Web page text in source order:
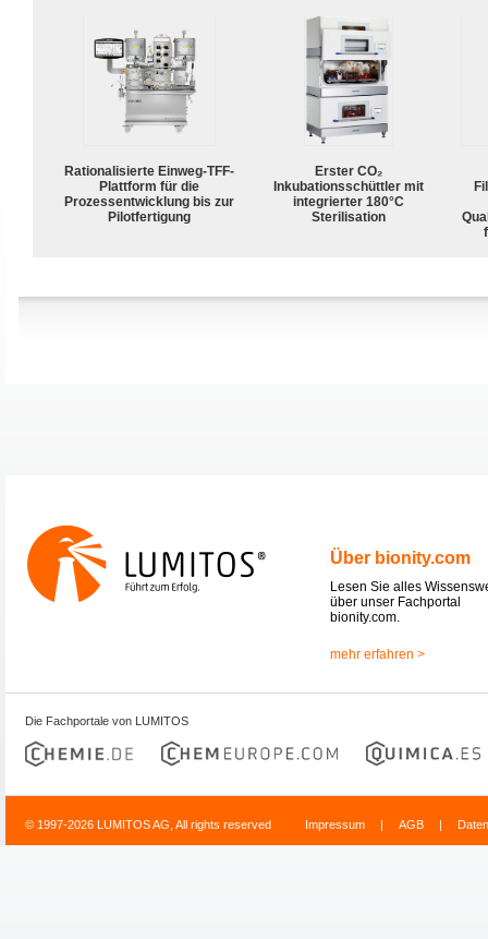
Rationalisierte Einweg-TFF-
Plattform für die
Prozessentwicklung bis zur
Pilotfertigung
Erster CO₂
Inkubationsschüttler mit
integrierter 180°C
Sterilisation
Über bionity.com
Lesen Sie alles
über unser Fachportal
bionity.com.
mehr erfahren >
Die Fachportale von LUMITOS
© 1997-2026 LUMITOS AG, All rights reserved Impressum | AGB |